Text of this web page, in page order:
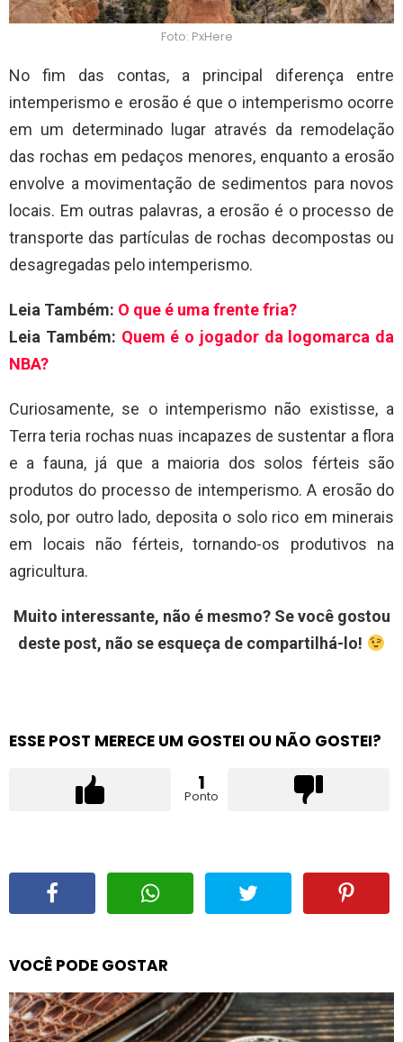
Foto: PxHere
No fim das contas, a principal diferença entre
intemperismo e erosão é que o intemperismo ocorre
em um determinado lugar através da remodelação
das rochas em pedaços menores, enquanto a erosão
envolve a movimentação de sedimentos para novos
locais. Em outras palavras, a erosão é o processo de
transporte das partículas de rochas decompostas ou
desagregadas pelo intemperismo.
Leia Também: O que é uma frente fria?
Leia Também: Quem é o jogador da logomarca da
NBA?
Curiosamente, se o intemperismo não existisse, a
Terra teria rochas nuas incapazes de sustentar a flora
e a fauna, já que a maioria dos solos férteis são
produtos do processo de intemperismo. A erosão do
solo, por outro lado, deposita o solo rico em minerais
em locais não férteis, tornando-os produtivos na
agricultura.
Muito interessante, não é mesmo? Se você gostou
deste post, não se esqueça de compartilhá-lo!
ESSE POST MERECE UM GOSTEI OU NÃO GOSTEI?
1
Ponto
VOCÊ PODE GOSTAR